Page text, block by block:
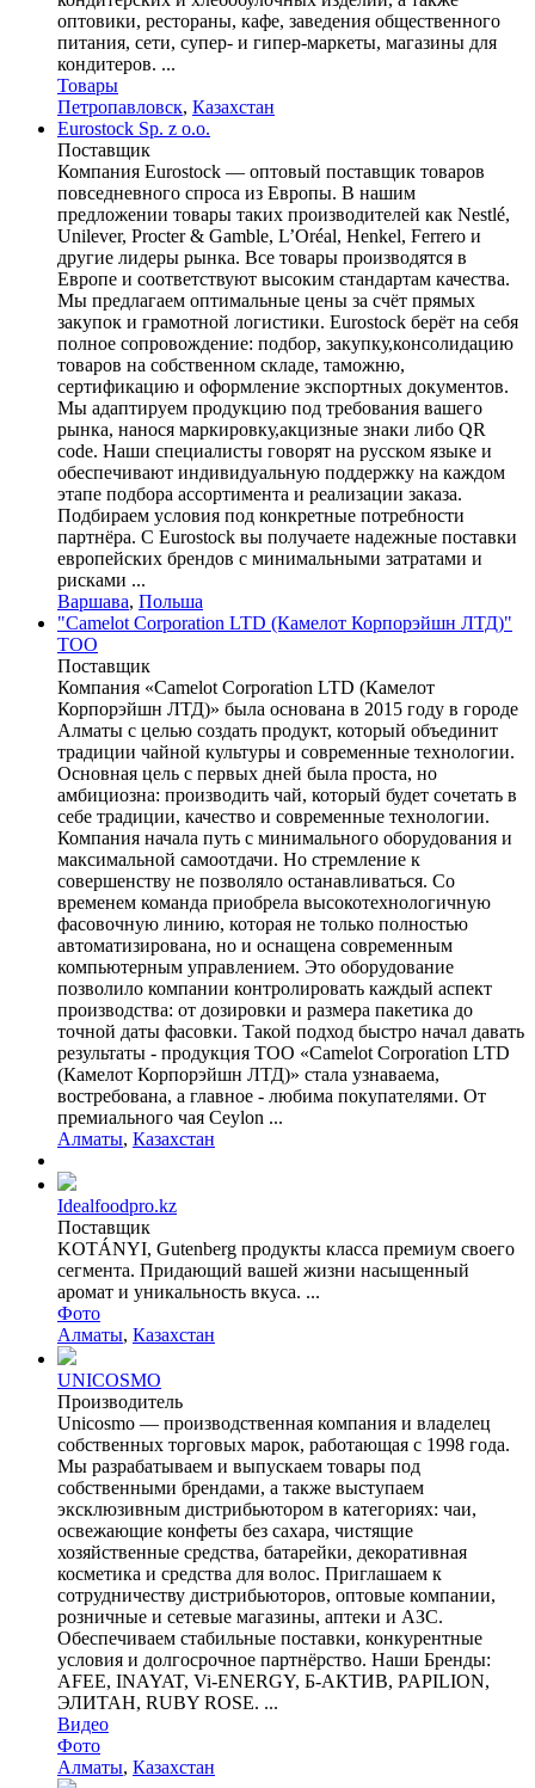
оптовики, рестораны, кафе, заведения общественного
питания, сети, супер- и гипер-маркеты, магазины для
кондитеров. ...
Товары
Петропавловск, Казахстан
Eurostock Sp. z o.o.
Поставщик
Компания Eurostock — оптовый поставщик товаров
повседневного спроса из Европы. В нашим
предложении товары таких производителей как Nestlé,
Unilever, Procter & Gamble, L’Oréal, Henkel, Ferrero и
другие лидеры рынка. Все товары производятся в
Европе и соответствуют высоким стандартам качества.
Мы предлагаем оптимальные цены за счёт прямых
закупок и грамотной логистики. Eurostock берёт на себя
полное сопровождение: подбор, закупку,консолидацию
товаров на собственном складе, таможню,
сертификацию и оформление экспортных документов.
Мы адаптируем продукцию под требования вашего
рынка, нанося маркировку,акцизные знаки либо QR
code. Наши специалисты говорят на русском языке и
обеспечивают индивидуальную поддержку на каждом
этапе подбора ассортимента и реализации заказа.
Подбираем условия под конкретные потребности
партнёра. С Eurostock вы получаете надежные поставки
европейских брендов с минимальными затратами и
рисками ...
Варшава, Польша
"Camelot Corporation LTD (Камелот Корпорэйшн ЛТД)"
ТОО
Поставщик
Компания «Camelot Corporation LTD (Камелот
Корпорэйшн ЛТД)» была основана в 2015 году в городе
Алматы с целью создать продукт, который объединит
традиции чайной культуры и современные технологии.
Основная цель с первых дней была проста, но
амбициозна: производить чай, который будет сочетать в
себе традиции, качество и современные технологии.
Компания начала путь с минимального оборудования и
максимальной самоотдачи. Но стремление к
совершенству не позволяло останавливаться. Со
временем команда приобрела высокотехнологичную
фасовочную линию, которая не только полностью
автоматизирована, но и оснащена современным
компьютерным управлением. Это оборудование
позволило компании контролировать каждый аспект
производства: от дозировки и размера пакетика до
точной даты фасовки. Такой подход быстро начал давать
результаты - продукция ТОО «Camelot Corporation LTD
(Камелот Корпорэйшн ЛТД)» стала узнаваема,
востребована, а главное - любима покупателями. От
премиального чая Ceylon ...
Алматы, Казахстан
Idealfoodpro.kz
Поставщик
KOTÁNYI, Gutenberg продукты класса премиум своего
сегмента. Придающий вашей жизни насыщенный
аромат и уникальность вкуса. ...
Фото
Алматы, Казахстан
UNICOSMO
Производитель
Unicosmo — производственная компания и владелец
собственных торговых марок, работающая с 1998 года.
Мы разрабатываем и выпускаем товары под
собственными брендами, а также выступаем
эксклюзивным дистрибьютором в категориях: чаи,
освежающие конфеты без сахара, чистящие
хозяйственные средства, батарейки, декоративная
косметика и средства для волос. Приглашаем к
сотрудничеству дистрибьюторов, оптовые компании,
розничные и сетевые магазины, аптеки и АЗС.
Обеспечиваем стабильные поставки, конкурентные
условия и долгосрочное партнёрство. Наши Бренды:
AFEE, INAYAT, Vi-ENERGY, Б-АКТИВ, PAPILION,
ЭЛИТАН, RUBY ROSE. ...
Видео
Фото
Алматы, Казахстан